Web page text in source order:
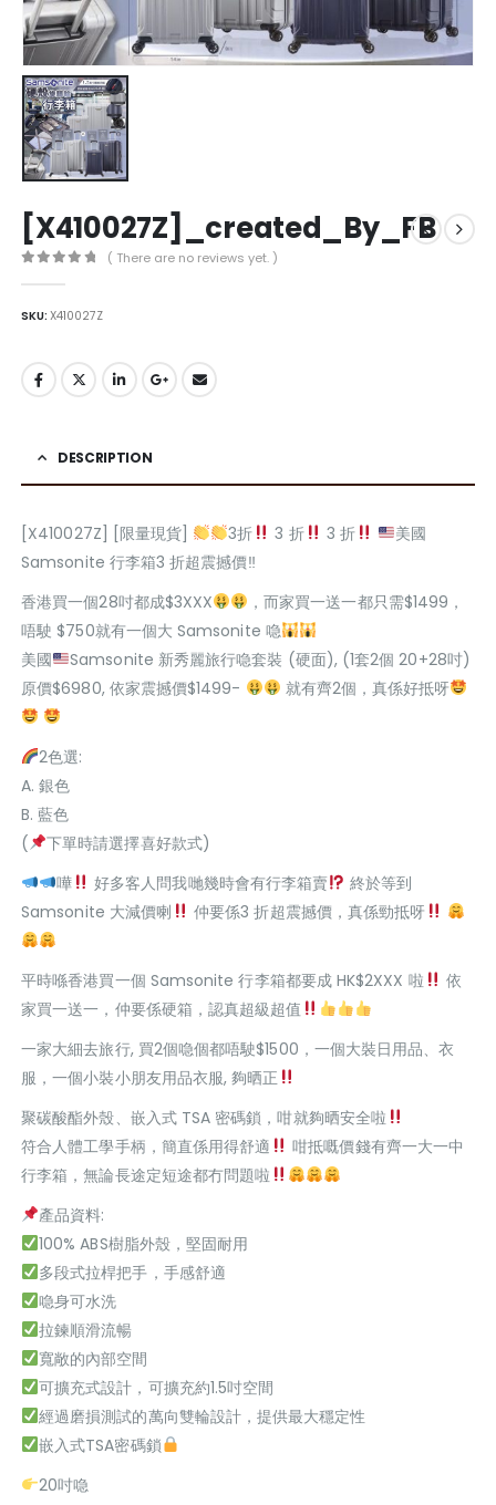
[X410027Z]_created_By_FB
( There are no reviews yet. )
SKU:X410027Z
DESCRIPTION
[X410027Z] [限量現貨] 3折 3 折 3 折
美國
Samsonite 行李箱3 折超震撼價‼
香港買一個28吋都成$3XXX
，而家買一送一都只需$1499，
唔駛 $750就有一個大 Samsonite 喼
美國
Samsonite 新秀麗旅行喼套裝 (硬面), (1套2個 20+28吋)
原價$6980, 依家震撼價$1499-
就有齊2個，真係好抵呀
2色選:
A. 銀色
B. 藍色
(
下單時請選擇喜好款式)
嘩
好多客人問我哋幾時會有行李箱賣
終於等到
Samsonite 大減價喇
仲要係3 折超震撼價，真係勁抵呀
平時喺香港買一個 Samsonite 行李箱都要成 HK$2XXX 啦
依
家買一送一，仲要係硬箱，認真超級超值
一家大細去旅行, 買2個喼個都唔駛$1500，一個大裝日用品、衣
服，一個小裝小朋友用品衣服, 夠晒正
聚碳酸酯外殼、嵌入式 TSA 密碼鎖，咁就夠晒安全啦
符合人體工學手柄，簡直係用得舒適
咁抵嘅價錢有齊一大一中
行李箱，無論長途定短途都冇問題啦
產品資料:
100% ABS樹脂外殼，堅固耐用
多段式拉桿把手，手感舒適
喼身可水洗
拉鍊順滑流暢
寬敞的內部空間
可擴充式設計，可擴充約1.5吋空間
經過磨損測試的萬向雙輪設計，提供最大穩定性
嵌入式TSA密碼鎖
20吋喼